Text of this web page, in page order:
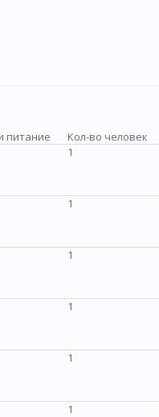
питание Кол-во человек
1
1
1
1
1
1